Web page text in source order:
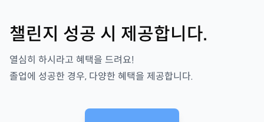
챌린지 성공 시 제공합니다.
열심히 하시라고 혜택을 드려요!
졸업에 성공한 경우, 다양한 혜택을 제공합니다.